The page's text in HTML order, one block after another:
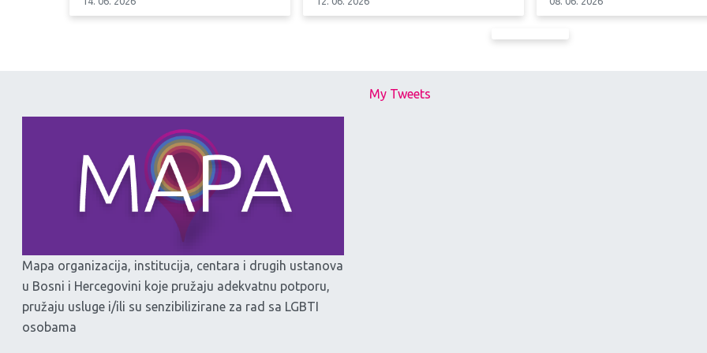
Mapa organizacija, institucija, centara i drugih ustanova
u Bosni i Hercegovini koje pružaju adekvatnu potporu,
pružaju usluge i/ili su senzibilizirane za rad sa LGBTI
osobama
My Tweets